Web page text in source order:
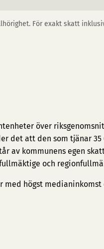
För exakt skatt
över
det att den som tjänar
av kommunens egen
och
med högst medianinkomst